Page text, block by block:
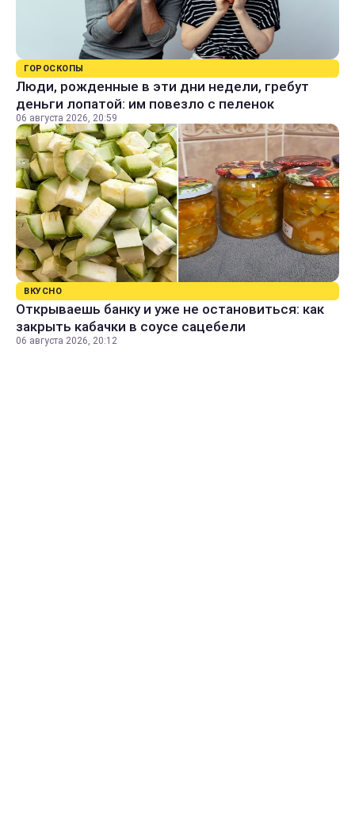
ГОРОСКОПЫ
Люди, рожденные в эти дни недели, гребут
деньги лопатой: им повезло с пеленок
06 августа 2026, 20:59
ВКУСНО
Открываешь банку и уже не остановиться: как
закрыть кабачки в соусе сацебели
06 августа 2026, 20:12